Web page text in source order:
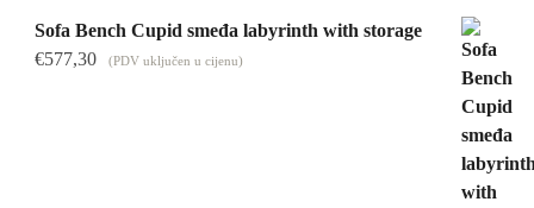
Sofa Bench Cupid smeđa labyrinth with storage
€577,30 (PDV uključen u cijenu)